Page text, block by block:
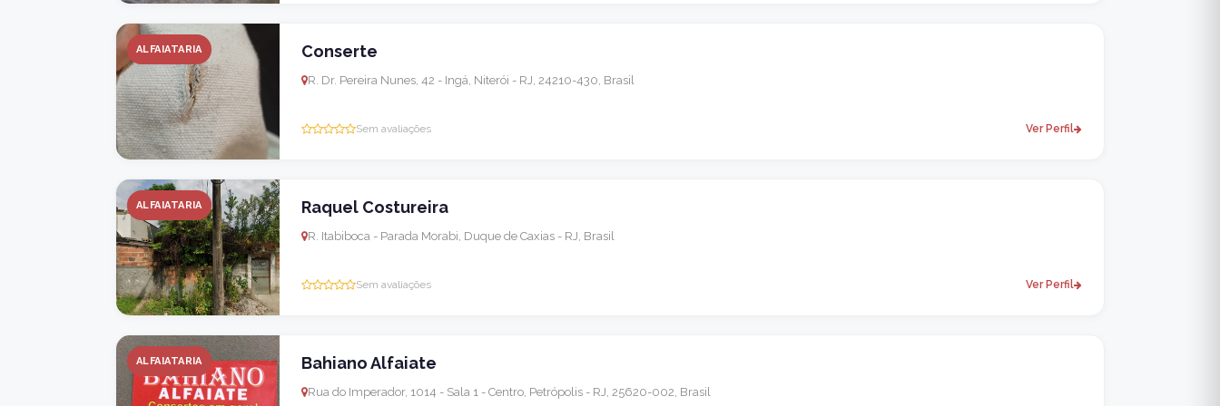
ALFAIATARIA Conserte
R. Dr. Pereira Nunes, 42 - Ingá, Niterói - RJ, 24210-430, Brasil
Sem avaliações Ver Perfil
ALFAIATARIA Raquel Costureira
R. Itabiboca - Parada Morabi, Duque de Caxias - RJ, Brasil
Sem avaliações Ver Perfil
ALFAIATARIA Bahiano Alfaiate
Rua do Imperador, 1014 - Sala 1 - Centro, Petrópolis - RJ, 25620-002, Brasil